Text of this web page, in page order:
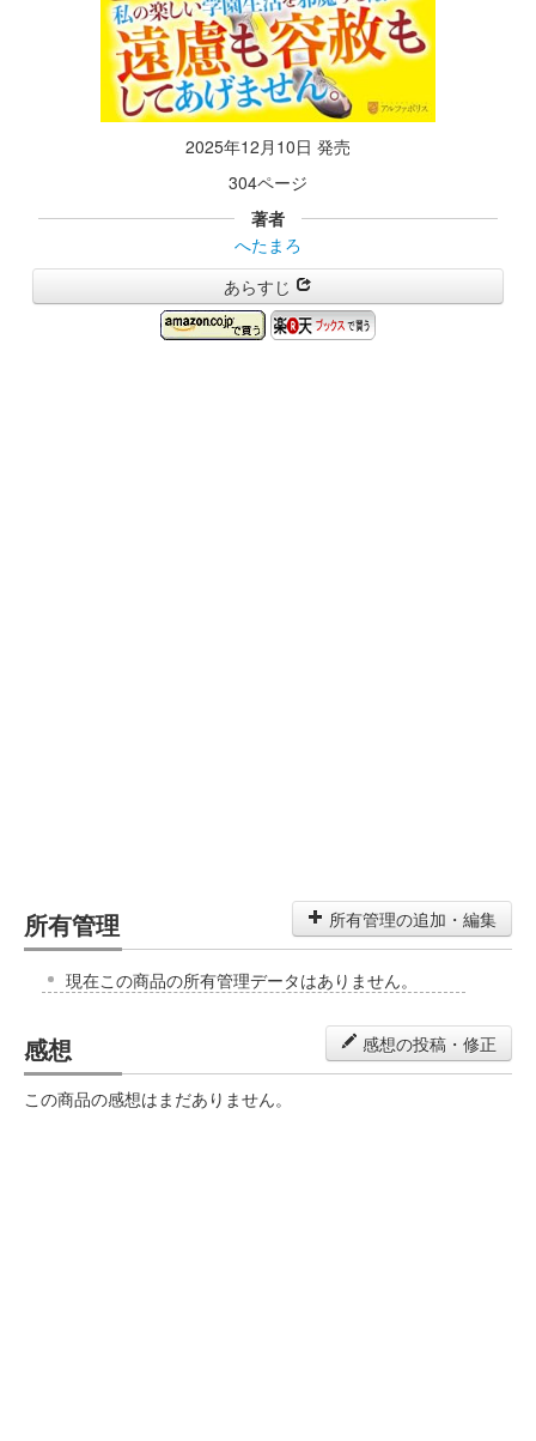
2025年12月10日 発売
304ページ
著者
へたまろ
あらすじ
所有管理 所有管理の追加・編集
現在この商品の所有管理データはありません。
感想 感想の投稿・修正
この商品の感想はまだありません。